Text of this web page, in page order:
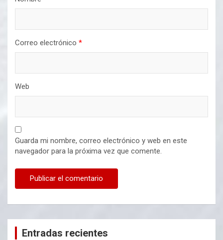
Correo electrónico *
Web
Guarda mi nombre, correo electrónico y web en este
navegador para la próxima vez que comente.
Entradas recientes